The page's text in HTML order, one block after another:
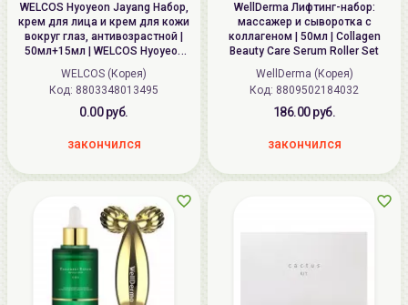
WELCOS Hyoyeon Jayang Набор,
крем для лица и крем для кожи
вокруг глаз, антивозрастной |
50мл+15мл | WELCOS Hyoyeon
Jayang Cream Special Set
WELCOS (Корея)
Код: 8803348013495
0.00 руб.
закончился
WellDerma Лифтинг-набор:
массажер и сыворотка с
коллагеном | 50мл | Collagen
Beauty Care Serum Roller Set
WellDerma (Корея)
Код: 8809502184032
186.00 руб.
закончился